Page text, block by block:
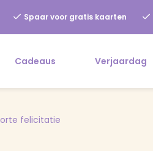
Spaar voor gratis kaarten
Cadeaus Verjaardag
felicitatie